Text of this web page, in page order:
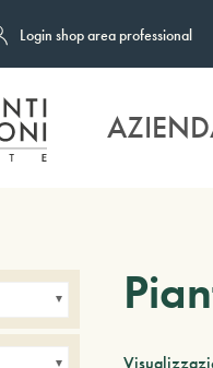
Login shop area professional